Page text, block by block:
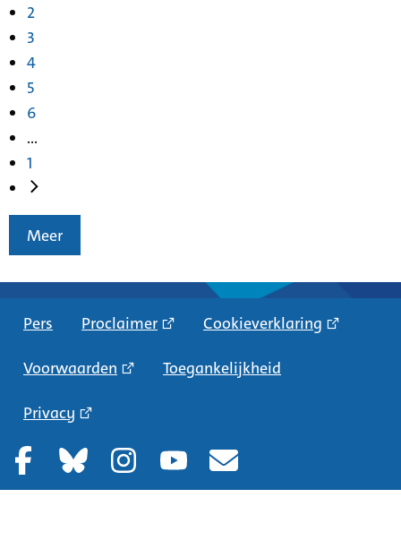
2
3
4
5
6
...
1
Meer
Pers Proclaimer Cookieverklaring
Voorwaarden Toegankelijkheid
Privacy